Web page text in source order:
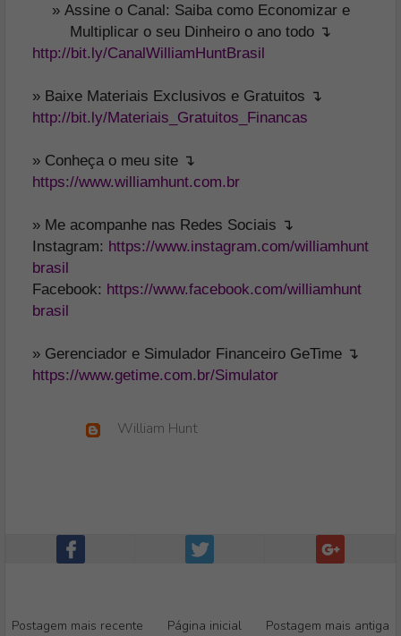
» Assine o Canal: Saiba como Economizar e
Multiplicar o seu Dinheiro o ano todo ↴
http://bit.ly/CanalWilliamHuntBrasil
» Baixe Materiais Exclusivos e Gratuitos ↴
http://bit.ly/Materiais_Gratuitos_Financas
» Conheça o meu site ↴
https://www.williamhunt.com.br
» Me acompanhe nas Redes Sociais ↴
Instagram: https://www.instagram.com/williamhunt
brasil
Facebook: https://www.facebook.com/williamhunt
brasil
» Gerenciador e Simulador Financeiro GeTime ↴
https://www.getime.com.br/Simulator
William Hunt
Postagem mais recente Página inicial Postagem mais antiga